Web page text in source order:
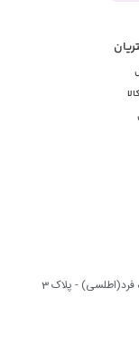
فرد(اطلسی) - پلاک 3